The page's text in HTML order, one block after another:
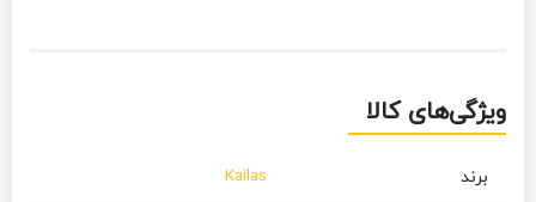
ویژگی‌های کالا
برند Kailas